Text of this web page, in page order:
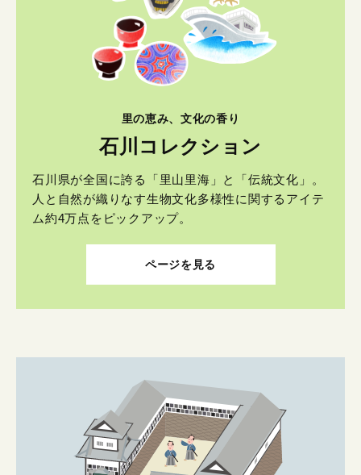
里の恵み、文化の香り
石川コレクション
石川県が全国に誇る「里山里海」と「伝統文化」。
人と自然が織りなす生物文化多様性に関するアイテ
ム約4万点をピックアップ。
ページを見る